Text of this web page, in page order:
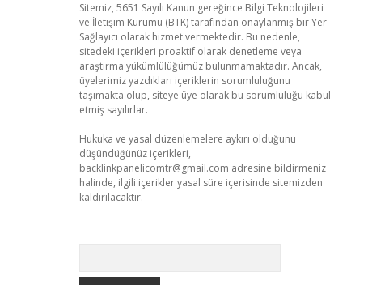
Sitemiz, 5651 Sayılı Kanun gereğince Bilgi Teknolojileri
ve İletişim Kurumu (BTK) tarafından onaylanmış bir Yer
Sağlayıcı olarak hizmet vermektedir. Bu nedenle,
sitedeki içerikleri proaktif olarak denetleme veya
araştırma yükümlülüğümüz bulunmamaktadır. Ancak,
üyelerimiz yazdıkları içeriklerin sorumluluğunu
taşımakta olup, siteye üye olarak bu sorumluluğu kabul
etmiş sayılırlar.
Hukuka ve yasal düzenlemelere aykırı olduğunu
düşündüğünüz içerikleri,
backlinkpanelicomtr@gmail.com adresine bildirmeniz
halinde, ilgili içerikler yasal süre içerisinde sitemizden
kaldırılacaktır.